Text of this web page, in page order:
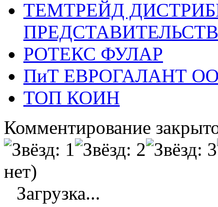
ТЕМТРЕЙД
РОТЕКС ФУЛАР
ПиТ ЕВРОГАЛАНТ
ТОП КОИН
Комментирование
нет)
Загрузка...